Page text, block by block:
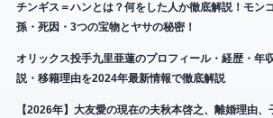
チンギス＝ハンとは？何をした人か徹底解説！モン
孫・死因・3つの宝物とヤサの秘密！
オリックス投手九里亜蓮のプロフィール・経歴・年
説・移籍理由を2024年最新情報で徹底解説
【2026年】大友愛の現在の夫秋本啓之、離婚理由